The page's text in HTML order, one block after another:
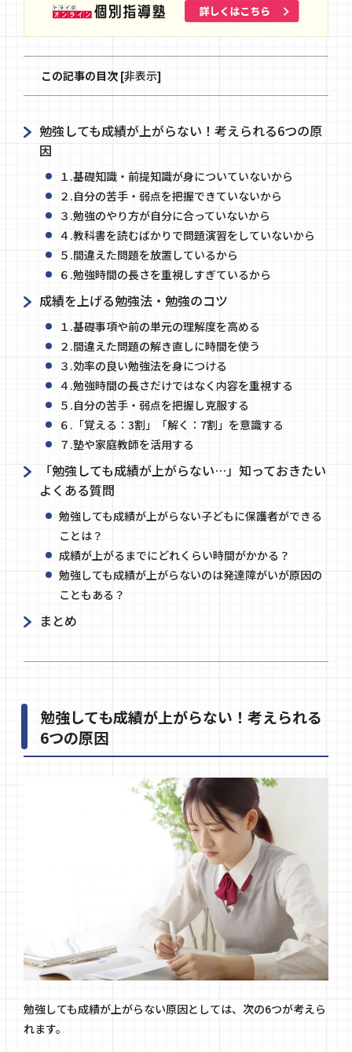
この記事の目次 [非表示]
勉強しても成績が上がらない！考えられる6つの原
因
１.基礎知識・前提知識が身についていないから
２.自分の苦手・弱点を把握できていないから
３.勉強のやり方が自分に合っていないから
４.教科書を読むばかりで問題演習をしていないから
５.間違えた問題を放置しているから
６.勉強時間の長さを重視しすぎているから
成績を上げる勉強法・勉強のコツ
１.基礎事項や前の単元の理解度を高める
２.間違えた問題の解き直しに時間を使う
３.効率の良い勉強法を身につける
４.勉強時間の長さだけではなく内容を重視する
５.自分の苦手・弱点を把握し克服する
６.「覚える：3割」「解く：7割」を意識する
７.塾や家庭教師を活用する
「勉強しても成績が上がらない…」知っておきたい
よくある質問
勉強しても成績が上がらない子どもに保護者ができる
ことは？
成績が上がるまでにどれくらい時間がかかる？
勉強しても成績が上がらないのは発達障がいが原因の
こともある？
まとめ
勉強しても成績が上がらない！考えられる
6つの原因
勉強しても成績が上がらない原因としては、次の6つが考えら
れます。